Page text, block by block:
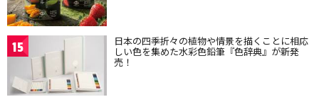
15 日本の四季折々の植物や情景を描くことに相応
しい色を集めた水彩色鉛筆『色辞典』が新発
売！